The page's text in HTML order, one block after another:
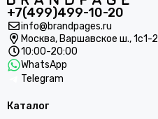
+7(499)499-10-20
info@brandpages.ru
Москва, Варшавское ш., 1с1-2
10:00-20:00
WhatsApp
Telegram
Каталог